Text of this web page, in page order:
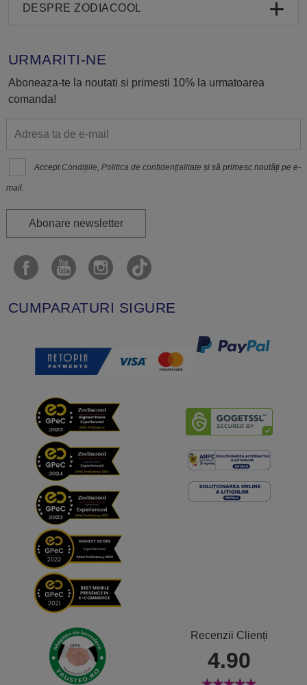
DESPRE ZODIACOOL
URMARITI-NE
Aboneaza-te la noutati si primesti 10% la urmatoarea
comanda!
Accept Condițiile,Politica de confidenţialitate și să primesc noutăți pe e-
mail.
Abonare newsletter
CUMPARATURI SIGURE
Recenzii Clienți
4.90